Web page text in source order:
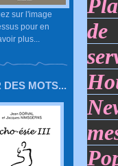
sur l'image
pour en
plus...
DES MOTS...
de